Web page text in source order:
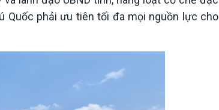
Quốc phải ưu tiên tối đa mọi nguồn lực cho